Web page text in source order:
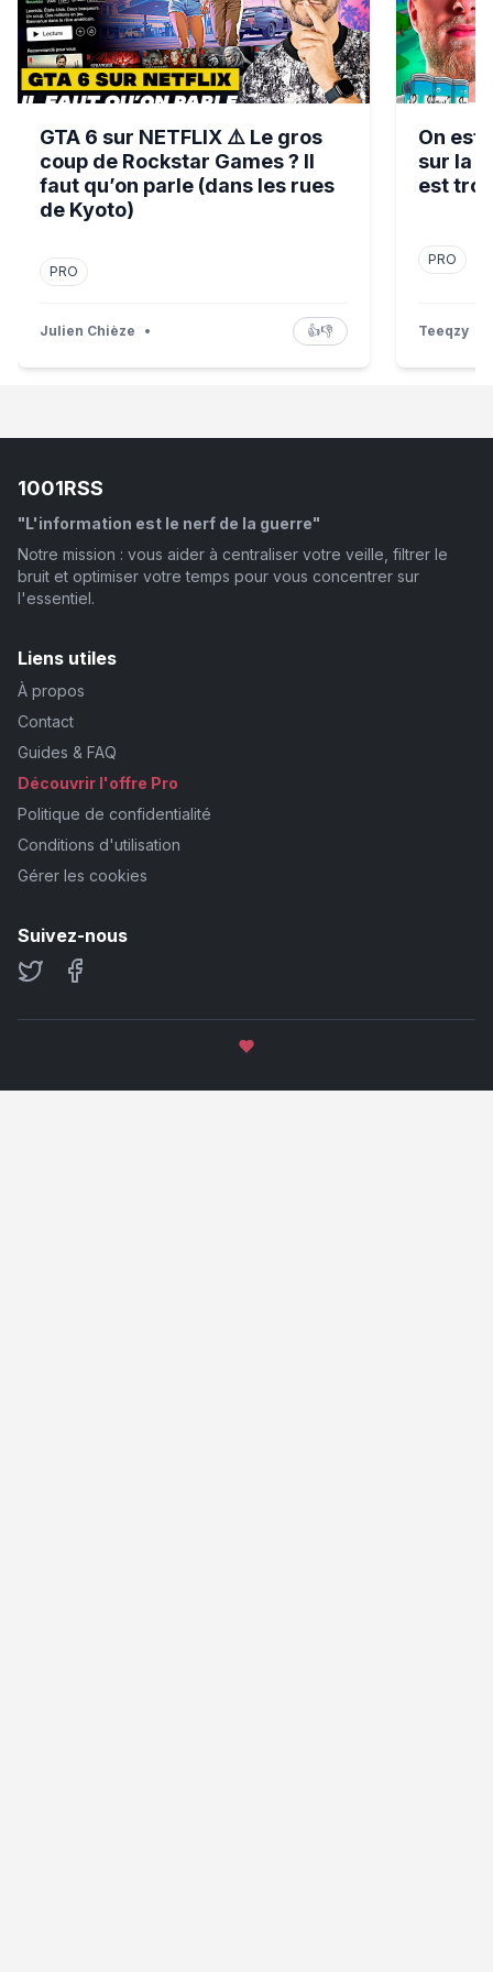
GTA 6 sur NETFLIX ⚠️ Le gros
coup de Rockstar Games ? Il
faut qu’on parle (dans les rues
de Kyoto)
PRO
Julien Chièze • 👍👎
On est
sur la
est
PRO
Teeqzy
1001RSS
"L'information est le nerf de la guerre"
Notre mission : vous aider à centraliser votre veille, filtrer le
bruit et optimiser votre temps pour vous concentrer sur
l'essentiel.
Liens utiles
À propos
Contact
Guides & FAQ
Découvrir l'offre Pro
Politique de confidentialité
Conditions d'utilisation
Gérer les cookies
Suivez-nous